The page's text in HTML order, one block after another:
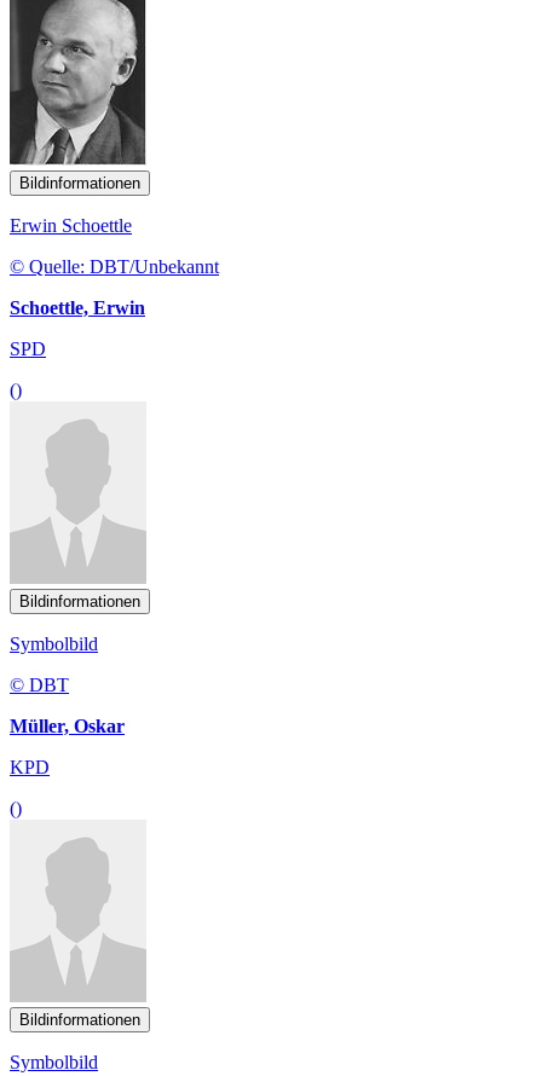
Bildinformationen
Erwin Schoettle
© Quelle: DBT/Unbekannt
Schoettle, Erwin
SPD
()
Bildinformationen
Symbolbild
© DBT
Müller, Oskar
KPD
()
Bildinformationen
Symbolbild